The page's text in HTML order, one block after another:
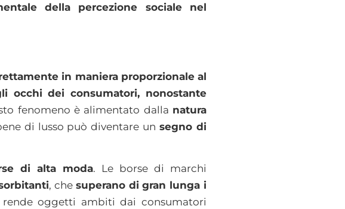
della percezione sociale nel
in maniera proporzionale al
occhi dei consumatori, nonostante
fenomeno è alimentato dalla natura
di lusso può diventare unsegno di
di alta moda. Le borse di marchi
, che superano di gran lunga i
oggetti ambiti dai consumatori